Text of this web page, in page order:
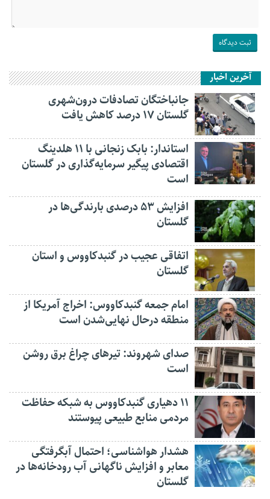
آخرین اخبار
جانباختگان تصادفات درون‌شهری
گلستان ۱۷ درصد کاهش یافت
استاندار: بابک زنجانی با ۱۱ هلدینگ
اقتصادی پیگیر سرمایه‌گذاری در گلستان
است
افزایش ۵۳ درصدی بارندگی‌ها در
گلستان
اتفاقی عجیب در‌ گنبدکاووس و استان
گلستان
امام جمعه گنبدکاووس: اخراج آمریکا از
منطقه درحال نهایی‌شدن است
صدای شهروند: تیرهای چراغ برق روشن
است
۱۱ دهیاری گنبدکاووس به شبکه حفاظت
مردمی منابع طبیعی پیوستند
هشدار هواشناسی؛ احتمال آبگرفتگی
معابر و افزایش ناگهانی آب رودخانه‌ها در
گلستان